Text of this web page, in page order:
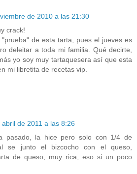
de 2010 a las 21:30
crack!
de esta tarta, pues el jueves es
deleitar a toda mi familia. Qué decirte,
yo soy muy tartaquesera así que esta
mi libretita de recetas vip.
abril de 2011 a las 8:26
pasado, la hice pero solo con 1/4 de
se junto el bizcocho con el queso,
de queso, muy rica, eso si un poco